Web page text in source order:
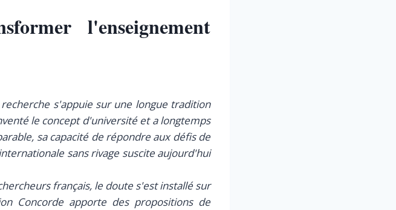
l'enseignement
s'appuie sur une longue tradition
le concept d'université et a longtemps
sa capacité de répondre aux défis de
sans rivage suscite aujourd'hui
français, le doute s'est installé sur
Concorde apporte des propositions de